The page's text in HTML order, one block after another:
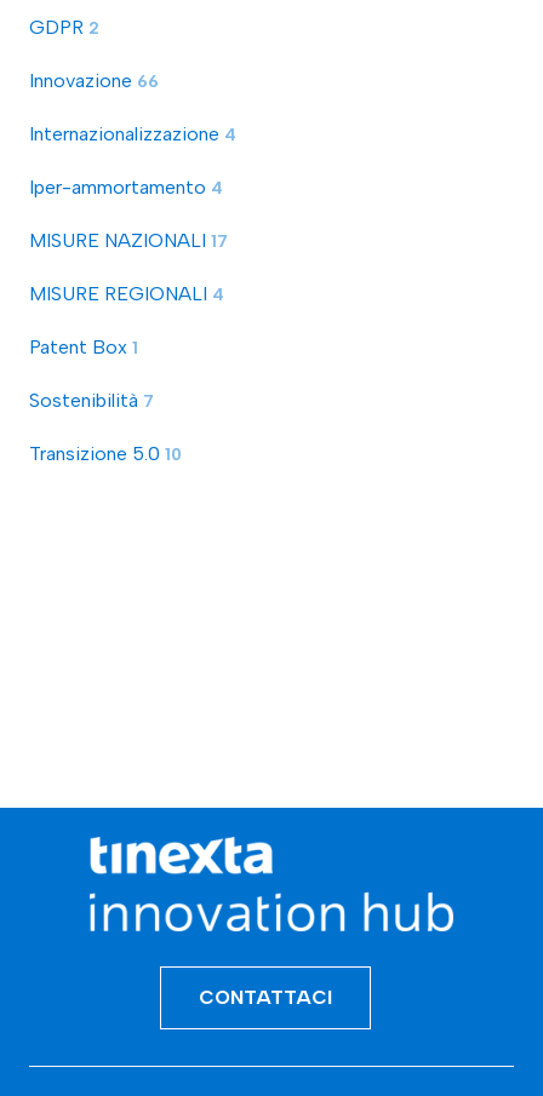
GDPR 2
Innovazione 66
Internazionalizzazione 4
Iper-ammortamento 4
MISURE NAZIONALI 17
MISURE REGIONALI 4
Patent Box 1
Sostenibilità 7
Transizione 5.0 10
CONTATTACI